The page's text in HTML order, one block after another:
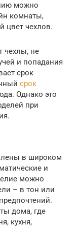
можно
комнаты,
цвет чехлов.
чехлы, не
и попадания
срок
срок
Однако это
при
в широком
и
можно
– в тон или
дома, где
кухня,